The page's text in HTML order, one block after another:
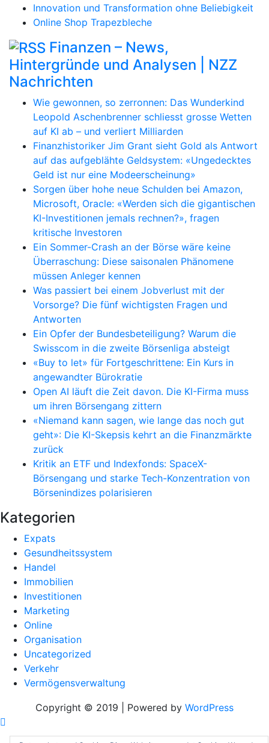
Innovation und Transformation ohne Beliebigkeit
Online Shop Trapezbleche
Finanzen – News,
Hintergründe und Analysen | NZZ
Nachrichten
Wie gewonnen, so zerronnen: Das Wunderkind
Leopold Aschenbrenner schliesst grosse Wetten
auf KI ab – und verliert Milliarden
Finanzhistoriker Jim Grant sieht Gold als Antwort
auf das aufgeblähte Geldsystem: «Ungedecktes
Geld ist nur eine Modeerscheinung»
Sorgen über hohe neue Schulden bei Amazon,
Microsoft, Oracle: «Werden sich die gigantischen
KI-Investitionen jemals rechnen?», fragen
kritische Investoren
Ein Sommer-Crash an der Börse wäre keine
Überraschung: Diese saisonalen Phänomene
müssen Anleger kennen
Was passiert bei einem Jobverlust mit der
Vorsorge? Die fünf wichtigsten Fragen und
Antworten
Ein Opfer der Bundesbeteiligung? Warum die
Swisscom in die zweite Börsenliga absteigt
«Buy to let» für Fortgeschrittene: Ein Kurs in
angewandter Bürokratie
Open AI läuft die Zeit davon. Die KI-Firma muss
um ihren Börsengang zittern
«Niemand kann sagen, wie lange das noch gut
geht»: Die KI-Skepsis kehrt an die Finanzmärkte
zurück
Kritik an ETF und Indexfonds: SpaceX-
Börsengang und starke Tech-Konzentration von
Börsenindizes polarisieren
Kategorien
Expats
Gesundheitssystem
Handel
Immobilien
Investitionen
Marketing
Online
Organisation
Uncategorized
Verkehr
Vermögensverwaltung
Copyright © 2019 | Powered by WordPress